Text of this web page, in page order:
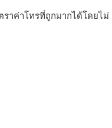
าค่าโทรที่ถูกมากได้โดยไม่